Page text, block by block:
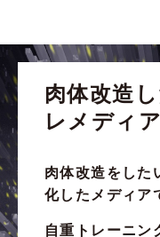
肉体改造
レメディ
肉体改造をした
化したメディア
自重トレーニン